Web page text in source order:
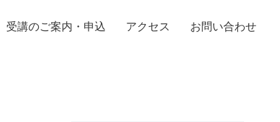
受講のご案内・申込 アクセス お問い合わせ